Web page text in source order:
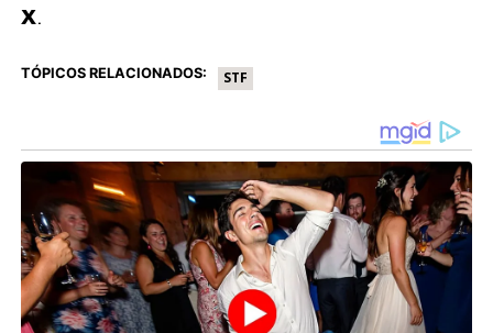
X.
TÓPICOS RELACIONADOS: STF